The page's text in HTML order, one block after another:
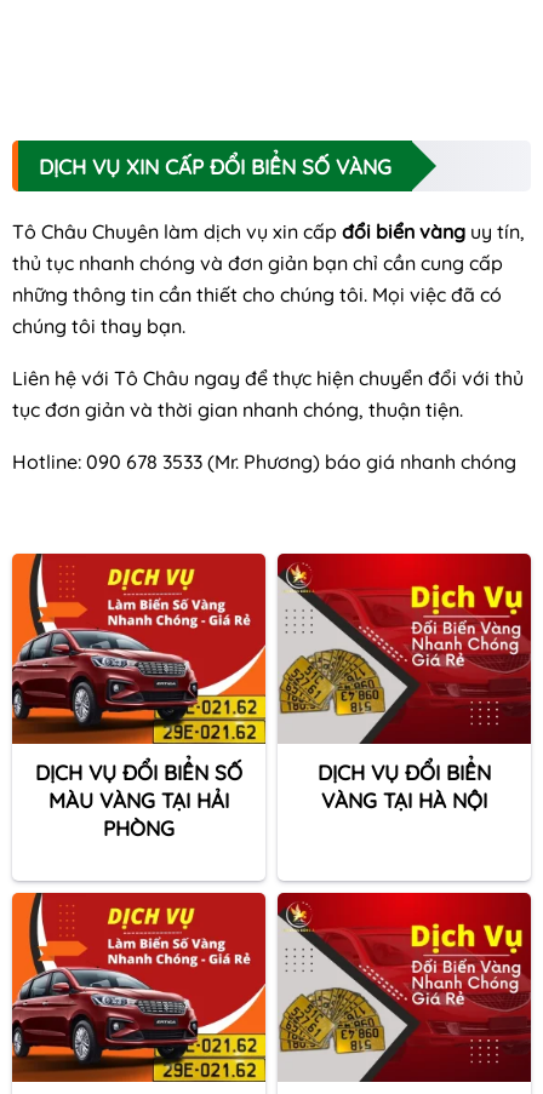
DỊCH VỤ XIN CẤP ĐỔI BIỂN SỐ VÀNG
Tô Châu Chuyên làm dịch vụ xin cấp đổi biển vàng uy tín,
thủ tục nhanh chóng và đơn giản bạn chỉ cần cung cấp
những thông tin cần thiết cho chúng tôi. Mọi việc đã có
chúng tôi thay bạn.
Liên hệ với Tô Châu ngay để thực hiện chuyển đổi với thủ
tục đơn giản và thời gian nhanh chóng, thuận tiện.
Hotline: 090 678 3533 (Mr. Phương) báo giá nhanh chóng
DỊCH VỤ ĐỔI BIỂN SỐ
MÀU VÀNG TẠI HẢI
PHÒNG
DỊCH VỤ ĐỔI BIỂN
VÀNG TẠI HÀ NỘI